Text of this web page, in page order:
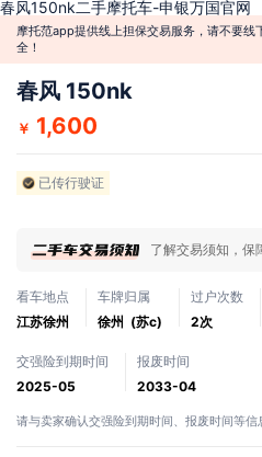
春风150nk二手摩托车-申银万国官网
摩托范app提供线上担保交易服务，请不要
全！
春风 150nk
￥ 1,600
已传行驶证
了解交易须知，保
看车地点
江苏徐州
车牌归属
徐州 (苏c)
过户次数
2次
交强险到期时间
2025-05
报废时间
2033-04
请与卖家确认交强险到期时间、报废时间等信